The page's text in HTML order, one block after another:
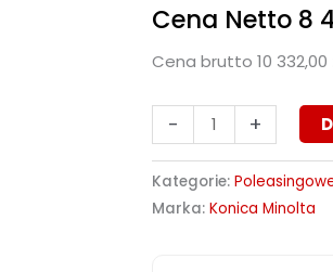
Cena Netto 8
Cena brutto 10 332,00
-
650i
+
Kategorie:
Marka: Konica Minolta